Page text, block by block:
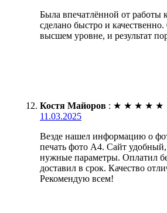
Была впечатлённой от работы
сделано быстро и
высшем уровне, и результат
Костя Майоров : ★ ★ ★ ★ ★
11.03.2025
Везде нашел информацию о
печать фото А4. Сайт
нужные параметры. Оплатил
доставил в срок. Качество
Рекомендую всем!